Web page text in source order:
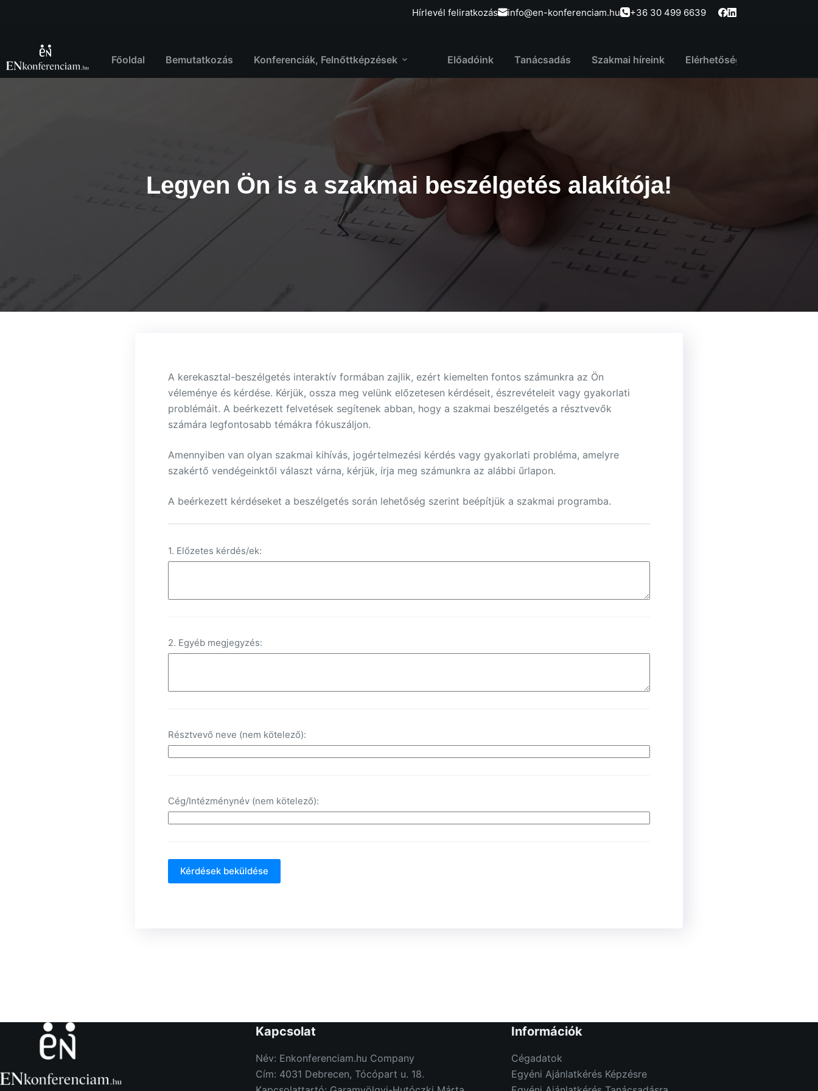
Hírlevél feliratkozás info@en-konferenciam.hu +36 30 499 6639
Főoldal Bemutatkozás Konferenciák, Felnőttképzések Előadóink Tanácsadás Szakmai híreink Elérhetőség
Legyen Ön is a szakmai beszélgetés alakítója!
A kerekasztal-beszélgetés interaktív formában zajlik, ezért kiemelten fontos számunkra az Ön
véleménye és kérdése. Kérjük, ossza meg velünk előzetesen kérdéseit, észrevételeit vagy gyakorlati
problémáit. A beérkezett felvetések segítenek abban, hogy a szakmai beszélgetés a résztvevők
számára legfontosabb témákra fókuszáljon.
Amennyiben van olyan szakmai kihívás, jogértelmezési kérdés vagy gyakorlati probléma, amelyre
szakértő vendégeinktől választ várna, kérjük, írja meg számunkra az alábbi űrlapon.
A beérkezett kérdéseket a beszélgetés során lehetőség szerint beépítjük a szakmai programba.
1. Előzetes kérdés/ek:
2. Egyéb megjegyzés:
Résztvevő neve (nem kötelező):
Cég/Intézménynév (nem kötelező):
Kérdések beküldése
Kapcsolat
Név: Enkonferenciam.hu Company
Cím: 4031 Debrecen, Tócópart u. 18.
Információk
Cégadatok
Egyéni Ajánlatkérés Képzésre